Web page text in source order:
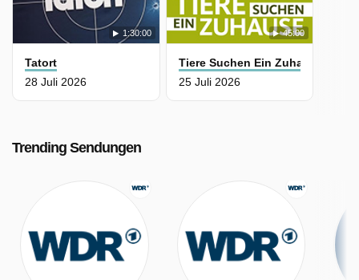
1:30:00
Tatort
28 Juli 2026
45:00
Tiere Suchen Ein Zuhause
25 Juli 2026
Trending Sendungen